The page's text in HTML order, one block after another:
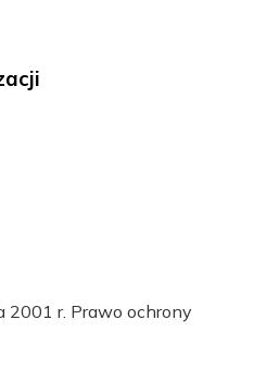
r. Prawo ochrony